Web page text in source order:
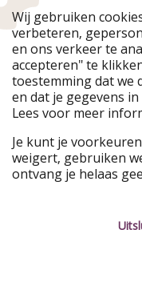
Onze markten
PiratinViaggio
WakacyjniPiraci
Ferienpiraten
Urlaubspiraten
TravelPirates
HolidayPirates
Leer ons kennen
Wij gebruiken
verbeteren,
en ons verkeer te
accepteren" te
toestemming dat we
en dat je gegevens
Lees voor meer
Je kunt je
weigert, gebruiken
ontvang je helaas